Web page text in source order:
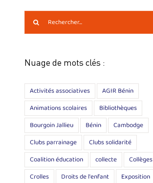
Rechercher:
Nuage de mots clés :
Activités associatives
AGIR Bénin
Animations scolaires
Bibliothèques
Bourgoin Jallieu
Bénin
Cambodge
Clubs parrainage
Clubs solidarité
Coalition éducation
collecte Collèges
Crolles
Droits de l'enfant Exposition